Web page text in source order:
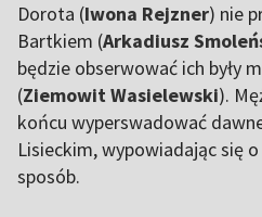
Dorota (Iwona Rejzner) nie
Bartkiem (Arkadiusz
będzie obserwować ich były
(Ziemowit Wasielewski).
końcu wyperswadować
Lisieckim, wypowiadając się
sposób.